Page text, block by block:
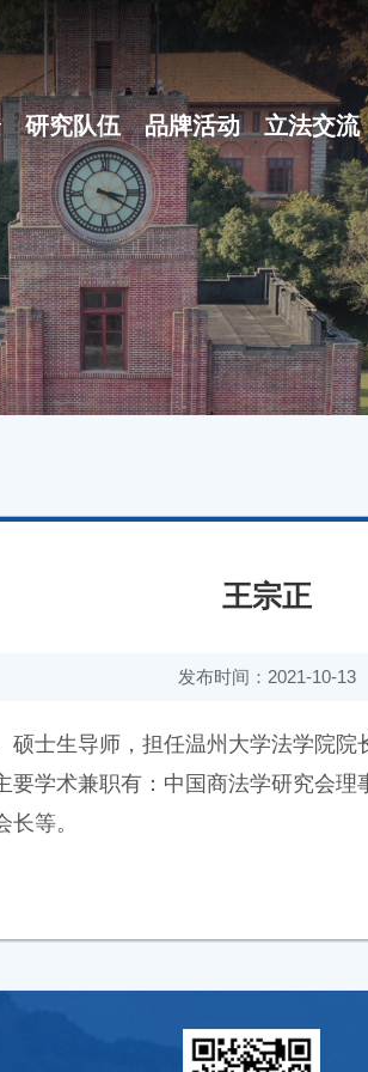
况
系
导
构
研究队伍
博士后团队
品牌活动
之江立法论坛
地方立法十大...
名家讲坛
立法沙龙
立法交流
名家
讲坛
学科
王宗正
发布时间：2021-10-13
硕士生导师，担任温州大学法学院
要学术兼职有：中国商法学研究会
等。